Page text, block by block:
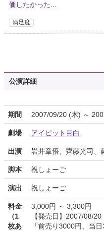
価したかった...
満足度
公演詳細
期間 2007/09/20 (木) ～
劇場 アイピット目白
出演 岩井章悟、齊藤光司、
脚本 祝しょーご
演出 祝しょーご
料金
（1
枚あ
3,000円 ～ 3,300円
【発売日】2007/08/20
「前売り3000円、当日